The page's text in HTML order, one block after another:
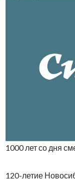
1000 лет со дня
120-летие